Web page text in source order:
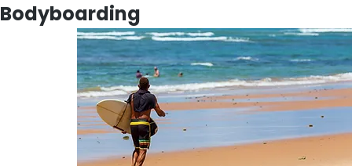
Bodyboarding